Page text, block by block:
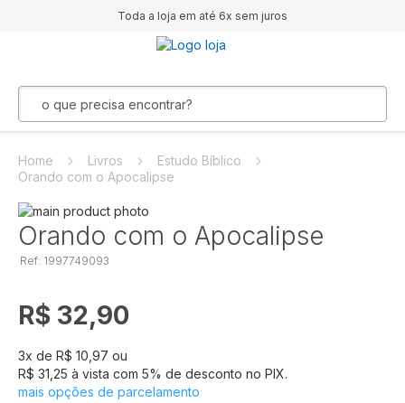
Toda a loja em até 6x sem juros
Home Livros
Estudo Bíblico
Orando com o Apocalipse
Pular
para
o
final
Galeria
de
Saltar
para
o
Galeria
imagens
Orando com o Apocalipse
Ref: 1997749093
R$ 32,90
3x de R$ 10,97 ou
R$ 31,25 à vista com 5% de desconto no PIX.
mais opções de parcelamento